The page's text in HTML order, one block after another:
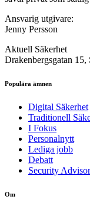
Ansvarig utgivare:
Jenny Persson
Aktuell Säkerhet
Drakenbergsgatan 15,
Populära ämnen
Digital Säkerhet
Traditionell
I Fokus
Personalnytt
Lediga jobb
Debatt
Security
Om